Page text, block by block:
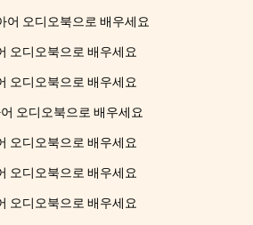
어 오디오북으로 배우세요
오디오북으로 배우세요
오디오북으로 배우세요
오디오북으로 배우세요
오디오북으로 배우세요
오디오북으로 배우세요
오디오북으로 배우세요